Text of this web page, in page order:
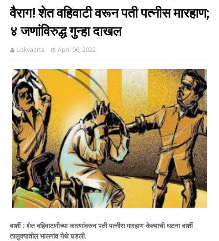
वैराग! शेत वहिवाटी वरून पती पत्नीस मारहाण;
४ जणांविरुद्ध गुन्हा दाखल
Lokvaarta April 06, 2022
बार्शी : शेत वहिवाटणीच्या कारणांवरुन पती पत्नीस मारहाणकेल्याची घटना बार्शी
तालुक्यातील भालगांव येथे घडली.